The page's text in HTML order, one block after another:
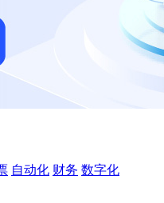
自动化 财务 数字化